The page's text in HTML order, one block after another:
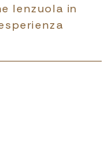
lenzuola in